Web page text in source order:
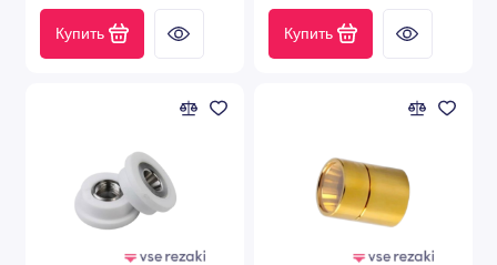
Купить Купить